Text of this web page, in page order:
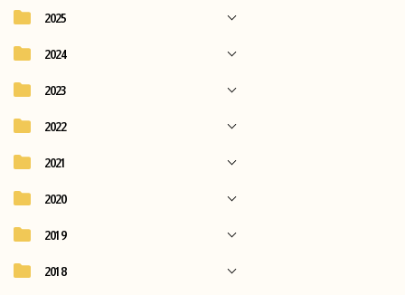
2025
2024
2023
2022
2021
2020
2019
2018